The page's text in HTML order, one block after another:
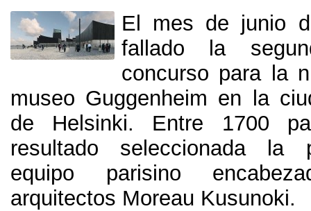
El mes de junio
fallado la
concurso para la
museo Guggenheim en la
de Helsinki. Entre 1700
resultado seleccionada la
equipo parisino
arquitectos Moreau Kusunoki.